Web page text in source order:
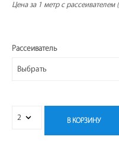
Цена за 1 метр с рассеивателем
Рассеиватель
В КОРЗИНУ